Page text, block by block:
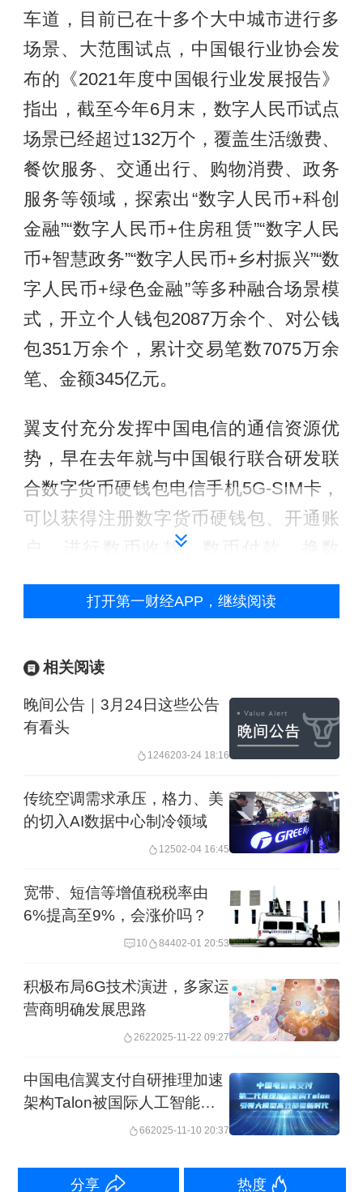
车道，目前已在十多个大中城市进行多
场景、大范围试点，中国银行业协会发
布的《2021年度中国银行业发展报告》
指出，截至今年6月末，数字人民币试点
场景已经超过132万个，覆盖生活缴费、
餐饮服务、交通出行、购物消费、政务
服务等领域，探索出“数字人民币+科创
金融”“数字人民币+住房租赁”“数字人民
币+智慧政务”“数字人民币+乡村振兴”“数
字人民币+绿色金融”等多种融合场景模
式，开立个人钱包2087万余个、对公钱
包351万余个，累计交易笔数7075万余
笔、金额345亿元。
翼支付充分发挥中国电信的通信资源优
势，早在去年就与中国银行联合研发联
合数字货币硬钱包电信手机5G-SIM卡，
可以获得注册数字货币硬钱包、开通账
户、进行数币收款、数币付款、换数
比如用户使用手机SIM卡硬钱包在厅内
一笔手机费交费，整个过程流畅、便
捷。这项成果的落地本身拥有着极大的
应用场景拓展性，有助于推动数字人民
币走进千家万户，帮助人们获得更安全
更便捷的支付体验。
除了服务普通消费者，中国电信还联合
端，并已经在部分中小微商家完成部署
使用。该超级受理终端只需插入中国电
人民币在线、双离线收款操作；该终端
具有广泛的实用性和兼容性，支持扫
码、NFC近场支付等多种支付方式，可
受理软钱包、SIM卡硬钱包、IC卡硬钱
包等多形态数字人民币钱包，同时兼容
微信、支付宝、银行卡等支付方式。中
国电信联合中国银行面向广大中小微商
打开第一财经APP，继续阅读
相关阅读
晚间公告｜3月24日这些公告
有看头
1246203-24 18:16
传统空调需求承压，格力、美
的切入AI数据中心制冷领域
12502-04 16:45
宽带、短信等增值税税率由
6%提高至9%，会涨价吗？
10 84402-01 20:53
积极布局6G技术演进，多家运
营商明确发展思路
2622025-11-22 09:27
中国电信翼支付自研推理加速
架构Talon被国际人工智能顶
会AAAI 2026接收662025-11-10 20:37
分享 热度